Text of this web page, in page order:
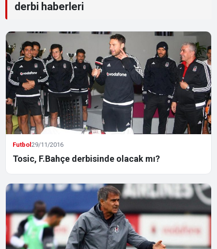
derbi haberleri
Futbol29/11/2016
Tosic, F.Bahçe derbisinde olacak mı?